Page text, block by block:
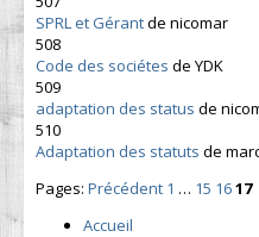
SPRL et Gérantde nicomar
508
Code des sociétes de YDK
509
adaptation des status de
510
Adaptation des statuts de
Pages: Précédent 1 … 15 1617
Accueil